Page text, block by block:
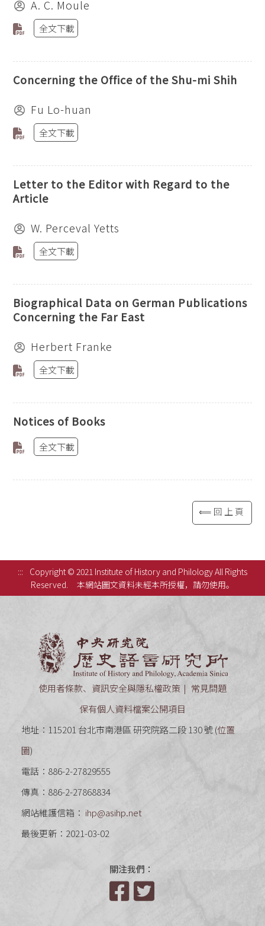
A. C. Moule
全文下載
Concerning the Office of the Shu-mi Shih
Fu Lo-huan
全文下載
Letter to the Editor with Regard to the
Article
W. Perceval Yetts
全文下載
Biographical Data on German Publications
Concerning the Far East
Herbert Franke
全文下載
Notices of Books
全文下載
⟸回上頁
:::
Copyright © 2021 Institute of History and Philology All Rights
Reserved.
本網站圖文資料未經本所授權，請勿使用。
使用者條款、資訊安全與隱私權政策
常見問題
保有個人資料檔案公開項目
地址：115201 台北市南港區 研究院路二段 130 號 (位置
圖)
電話：886-2-27829555
傳真：886-2-27868834
網站維護信箱： ihp@asihp.net
最後更新：2021-03-02
關注我們：
Facebook